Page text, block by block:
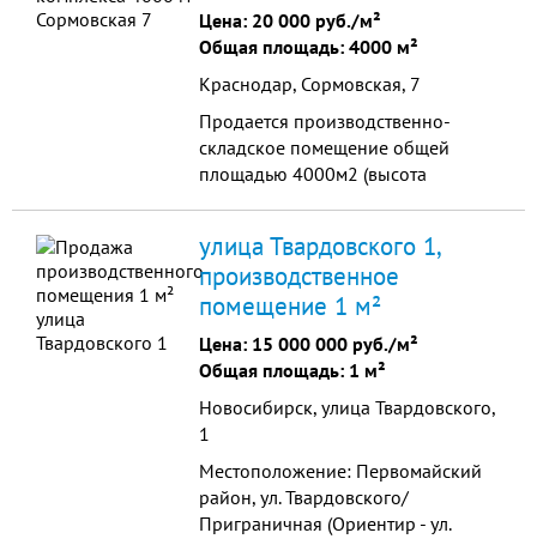
Цена: 20 000 руб./м²
Общая площадь: 4000 м²
Краснодар, Сормовская, 7
Продается производственно-
складское помещение общей
площадью 4000м2 (высота
одном из самых больших б
улица Твардовского 1,
производственное
помещение 1 м²
Цена: 15 000 000 руб./м²
Общая площадь: 1 м²
Новосибирск, улица Твардовского,
1
Местоположение: Первомайский
район, ул. Твардовского/
Приграничная (Ориентир - ул.